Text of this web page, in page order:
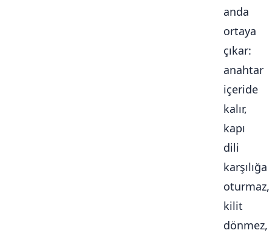
anda
ortaya
çıkar:
anahtar
içeride
kalır,
kapı
dili
karşılığa
oturmaz,
kilit
dönmez,